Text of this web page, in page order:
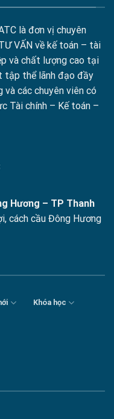
là đơn vị chuyên
VẤN về kế toán – tài
và chất lượng cao tại
tập thể lãnh đạo đầy
các chuyên viên có
Tài chính – Kế toán –
Hương – TP Thanh
cách cầu Đông Hương
Khóa học